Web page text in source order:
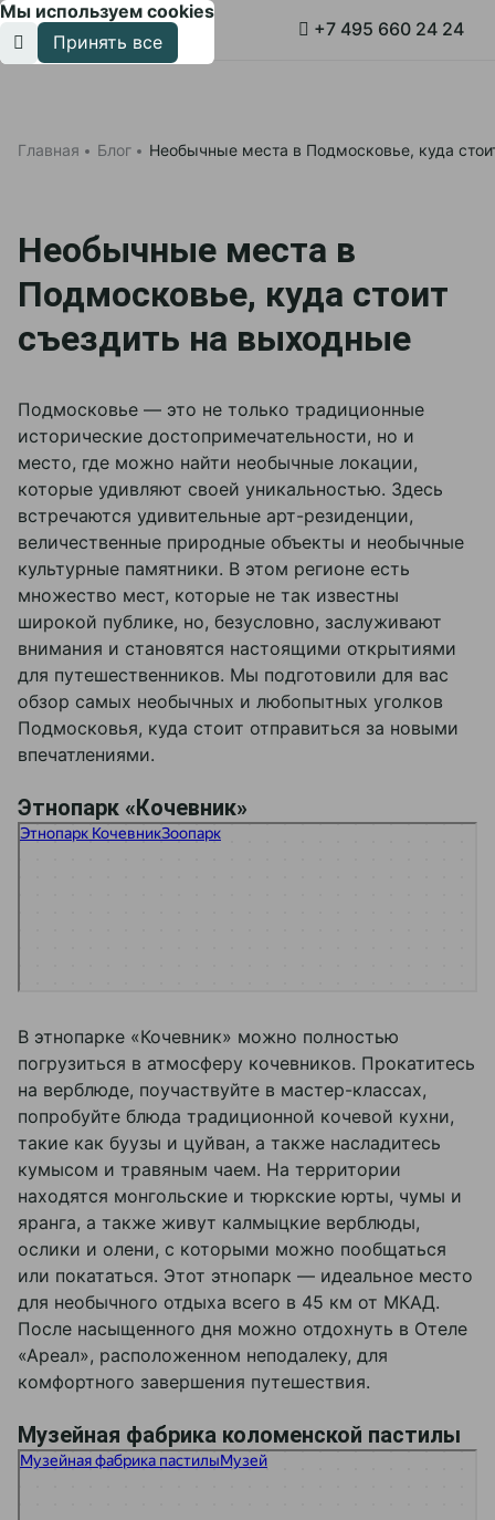
+7 495 660 24 24
Акции
Афиша
О компании
Об Отеле
Документы
Программа лояльности
Вакансии
Новости
Отзывы
Вокруг нас
Презентация
Карта отеля
Блог
Корпоративным клиентам
Конференц-залы
Банкетные залы
Тимбилдинги
Свадьбы
Всё про свадьбы
Банкетные залы
Оформление и флористика
Ведущие и программы
Фото и видеосъемка
Свадебный торт
Инфраструктура
Беседки с мангалом
СПА-зона
Развлечения
Всё для детей
Спорт и отдых
Частные праздники
Свадьбы
Детский праздник
Выпускной
День Рождения
Вакансии
Контакты
+7 495 660 24 24
bron@areal-hotel.ru
MAX
Главная Блог Необычные места в Подмосковье, куда
Необычные места в
Подмосковье, куда стоит
съездить на выходные
Подмосковье — это не только традиционные
исторические достопримечательности, но и
место, где можно найти необычные локации,
которые удивляют своей уникальностью. Здесь
встречаются удивительные арт-резиденции,
величественные природные объекты и необычные
культурные памятники. В этом регионе есть
множество мест, которые не так известны
широкой публике, но, безусловно, заслуживают
внимания и становятся настоящими открытиями
для путешественников. Мы подготовили для вас
обзор самых необычных и любопытных уголков
Подмосковья, куда стоит отправиться за новыми
впечатлениями.
Этнопарк «Кочевник»
Этнопарк Кочевник
Зоопарк в Москве и Московской области
В этнопарке «Кочевник» можно полностью
погрузиться в атмосферу кочевников. Прокатитесь
на верблюде, поучаствуйте в мастер-классах,
попробуйте блюда традиционной кочевой кухни,
такие как буузы и цуйван, а также насладитесь
кумысом и травяным чаем. На территории
находятся монгольские и тюркские юрты, чумы и
яранга, а также живут калмыцкие верблюды,
ослики и олени, с которыми можно пообщаться
или покататься. Этот этнопарк — идеальное место
для необычного отдыха всего в 45 км от МКАД.
После насыщенного дня можно отдохнуть в Отеле
«Ареал», расположенном неподалеку, для
комфортного завершения путешествия.
Музейная фабрика коломенской пастилы
Музейная фабрика пастилы
Музей в Коломне
Связаться с менеджером
Связаться с менеджером
Забронировать столик
Связаться с менеджером
Заказать мероприятие
Заказать услугу
Забронировать стол
Заказать услугу
Заказать услугу
Мы используем cookies
Принять все
cookies
Подробнее